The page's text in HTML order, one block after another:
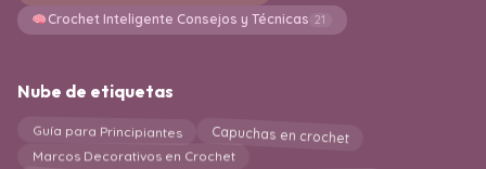
Crochet Inteligente Consejos y Técnicas 21
Nube de etiquetas
Guía para Principiantes Capuchas en crochet
Marcos Decorativos en Crochet